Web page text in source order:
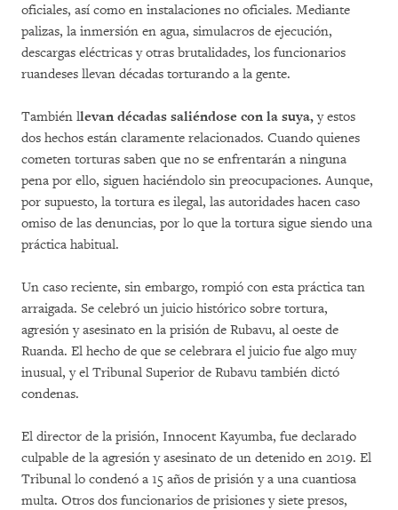
oficiales, así como en instalaciones no oficiales. Mediante
palizas, la inmersión en agua, simulacros de ejecución,
descargas eléctricas y otras brutalidades, los funcionarios
ruandeses llevan décadas torturando a la gente.
También llevan décadas saliéndose con la suya,y estos
dos hechos están claramente relacionados. Cuando quienes
cometen torturas saben que no se enfrentarán a ninguna
pena por ello, siguen haciéndolo sin preocupaciones. Aunque,
por supuesto, la tortura es ilegal, las autoridades hacen caso
omiso de las denuncias, por lo que la tortura sigue siendo una
práctica habitual.
Un caso reciente, sin embargo, rompió con esta práctica tan
arraigada. Se celebró un juicio histórico sobre tortura,
agresión y asesinato en la prisión de Rubavu, al oeste de
Ruanda. El hecho de que se celebrara el juicio fue algo muy
inusual, y el Tribunal Superior de Rubavu también dictó
condenas.
El director de la prisión, Innocent Kayumba, fue declarado
culpable de la agresión y asesinato de un detenido en 2019. El
Tribunal lo condenó a 15 años de prisión y a una cuantiosa
multa. Otros dos funcionarios de prisiones y siete presos,